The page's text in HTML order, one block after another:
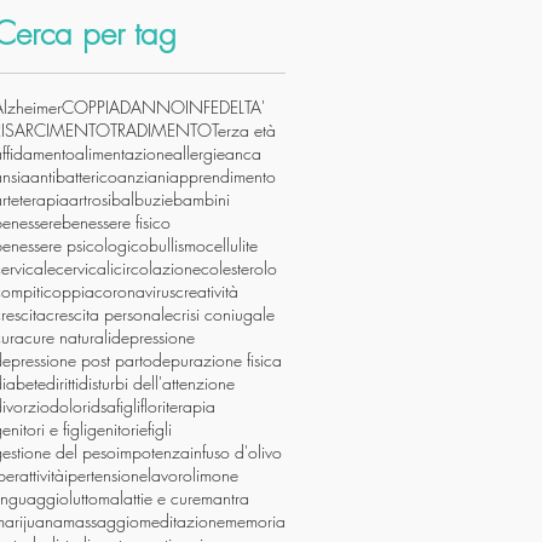
COPPIADANNOINFEDELTA'
TRADIMENTOTerza età
alimentazioneallergieanca
antibattericoanzianiapprendimento
artrosibalbuziebambini
benessere fisico
psicologicobullismocellulite
cervicalicircolazionecolesterolo
coppiacoronaviruscreatività
crescita personalecrisi coniugale
cure naturalidepressione
post partodepurazione fisica
dirittidisturbi dell'attenzione
doloridsafiglifloriterapia
e figligenitoriefigli
del pesoimpotenzainfuso d'olivo
ipertensionelavorolimone
luttomalattie e curemantra
massaggiomeditazionememoria
per tag